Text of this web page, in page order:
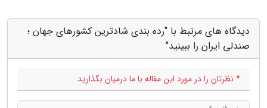
دیدگاه های مرتبط با "رده بندی شادترین کشورهای جهان ؛
صندلی ایران را ببینید"
* نظرتان را در مورد این مقاله با ما درمیان بگذارید